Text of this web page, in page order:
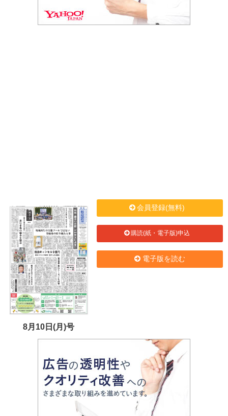
8月10日(月)号
会員登録(無料)
購読(紙・電子版)申込
電子版を読む